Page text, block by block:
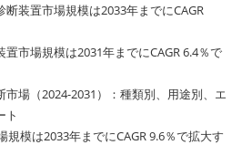
装置市場規模は2033年までにCAGR
市場規模は2031年までにCAGR 6.4％で
場（2024-2031）：種類別、用途別、エ
ト
規模は2033年までにCAGR 9.6％で拡大す